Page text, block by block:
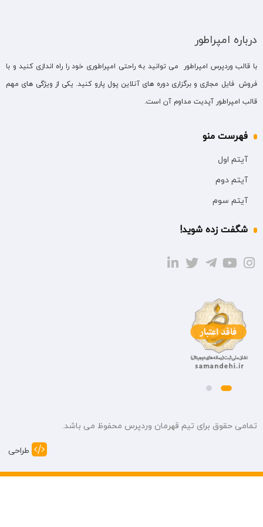
درباره امپراطور
با قالب وردپرس امپراطور می توانید به راحتی امپراطوری خود را راه اندازی کنید و با
فروش فایل مجازی و برگزاری دوره های آنلاین پول پارو کنید. یکی از ویژگی های مهم
قالب امپراطور آپدیت مداوم آن است.
فهرست منو
آیتم اول
آیتم دوم
آیتم سوم
شگفت زده شوید!
تمامی حقوق برای تیم قهرمان وردپرس محفوظ می باشد.
طراحی